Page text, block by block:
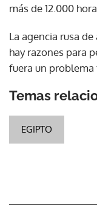
más de 12.000
La agencia rusa
hay razones para
fuera un problema
Temas
EGIPTO